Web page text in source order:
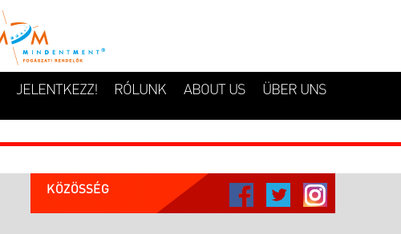
JELENTKEZZ! RÓLUNK ABOUT US ÜBER UNS
KÖZÖSSÉG